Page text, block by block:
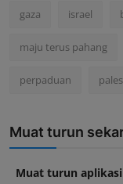
gaza israel
maju terus pahang
perpaduan
Muat turun
Muat turun